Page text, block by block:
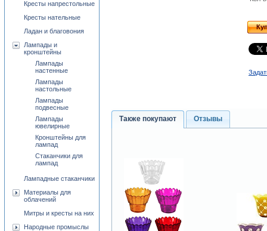
Также покупают Отзывы
Кресты напрестольные
Кресты нательные
Ладан и благовония
Лампады и
кронштейны
Лампады
настенные
Лампады
настольные
Лампады
подвесные
Лампады
ювелирные
Кронштейны для
лампад
Стаканчики для
лампад
Лампадные стаканчики
Материалы для
облачений
Митры и кресты на них
Народные промыслы